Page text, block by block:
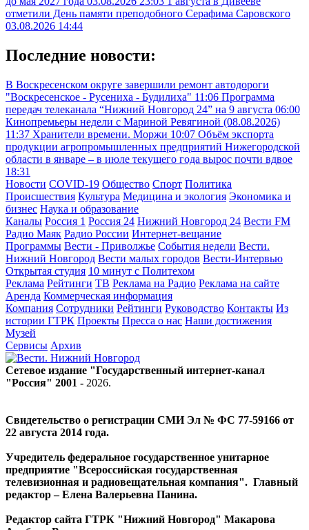
отметили День памяти преподобного Серафима Саровского
03.08.2026 14:44
Последние новости:
В Воскресенском округе завершили ремонт автодороги
"Воскресенское - Русениха - Будилиха" 11:06 Программа
передач телеканала “Нижний Новгород 24” на 9 августа 06:00
Кинопремьеры недели с Мариной Ревягиной (08.08.2026)
11:37 Хранители времени. Моржи 10:07 Объём экспорта
продукции агропромышленных предприятий Нижегородской
области в январе – в июле текущего года вырос почти вдвое
18:31
Новости COVID-19 Общество Спорт Политика
Происшествия Культура Медицина и экология Экономика и
бизнес Наука и образование
Каналы Россия 1 Россия 24 Нижний Новгород 24 Вести FM
Радио Маяк Радио России Интернет-вещание
Программы Вести - Приволжье События недели Вести.
Нижний Новгород Вести малых городов Вести-Интервью
Открытая студия 10 минут с Политехом
Реклама Рейтинги ТВ Реклама на Радио Реклама на сайте
Аренда Коммерческая информация
Компания Сотрудники Рейтинги Руководство Контакты Из
истории ГТРК Проекты Пресса о нас Наши достижения
Музей
Сервисы Архив
Сетевое издание "Государственный интернет-канал
"Россия" 2001 - 2026.
Свидетельство о регистрации СМИ Эл № ФС 77-59166 от
22 августа 2014 года.
Учредитель федеральное государственное унитарное
предприятие "Всероссийская государственная
телевизионная и радиовещательная компания". Главный
редактор – Елена Валерьевна Панина.
Редактор сайта ГТРК "Нижний Новгород" Макарова